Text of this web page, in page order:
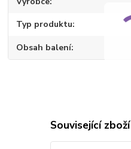
Typ produktu
Obsah balení
Související zboží